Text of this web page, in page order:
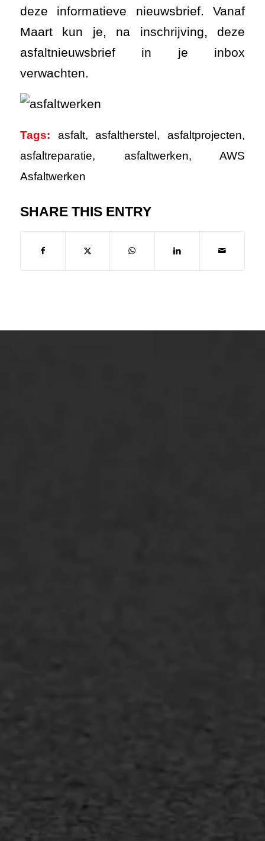
deze informatieve nieuwsbrief. Vanaf
Maart kun je, na inschrijving, deze
asfaltnieuwsbrief in je inbox
verwachten.
Tags: asfalt,asfaltherstel ,asfaltprojecten,
asfaltreparatie, asfaltwerken,AWS
Asfaltwerken
SHARE THIS ENTRY
Gietasfalt reparatie